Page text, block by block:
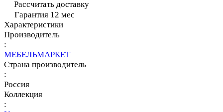
Рассчитать доставку
Гарантия 12 мес
Характеристики
Производитель
:
МЕБЕЛЬМАРКЕТ
Страна производитель
:
Россия
Коллекция
: